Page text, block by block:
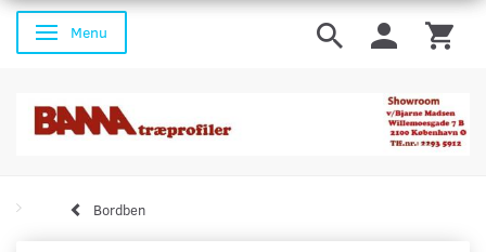
Skifte navigation
Menu
Bordben